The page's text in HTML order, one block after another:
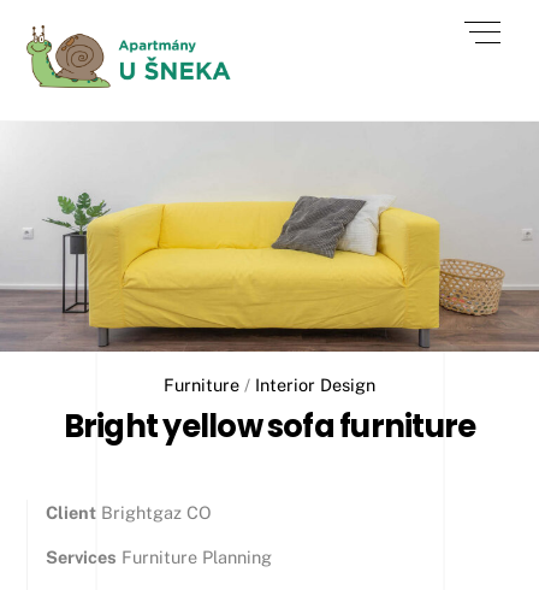
content
Furniture / Interior Design
Bright yellow sofa furniture
ClientBrightgaz CO
Services Furniture Planning